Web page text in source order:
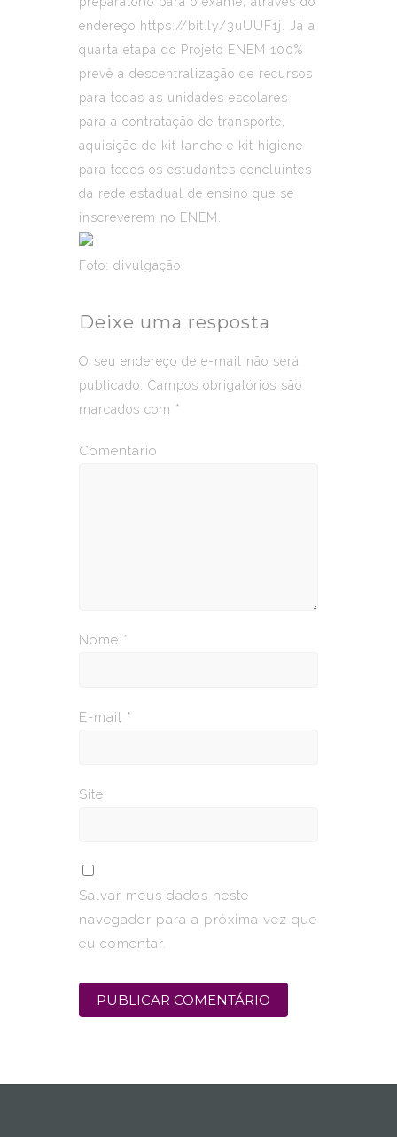
endereço https://bit.ly/3uUUF1j
. Já a
quarta etapa do Projeto ENEM 100%
prevê a descentralização de recursos
para todas as unidades escolares
para a contratação de transporte,
aquisição de kit lanche e kit higiene
para todos os estudantes concluintes
da rede estadual de ensino que se
inscreverem no ENEM.
Foto: divulgação
Deixe uma resposta
O seu endereço de e-mail não será
publicado.
Campos obrigatórios são
marcados com *
Comentário
Nome *
E-mail *
Site
Salvar meus dados neste
navegador para a próxima vez que
eu comentar.